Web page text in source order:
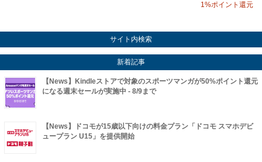
1%ポイント還元
サイト内検索
新着記事
【News】Kindleストアで対象のスポーツマンガが50%ポイント還元
になる週末セールが実施中 - 8/9まで
【News】ドコモが15歳以下向けの料金プラン「ドコモ スマホデビ
ュープラン U15」を提供開始